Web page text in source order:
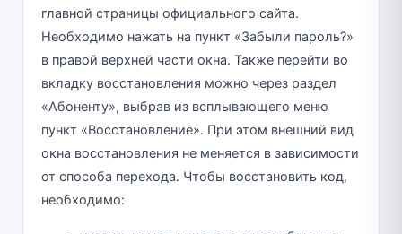
главной страницы официального сайта.
Необходимо нажать на пункт «Забыли пароль?»
в правой верхней части окна. Также перейти во
вкладку восстановления можно через раздел
«Абоненту», выбрав из всплывающего меню
пункт «Восстановление». При этом внешний вид
окна восстановления не меняется в зависимости
от способа перехода. Чтобы восстановить код,
необходимо: